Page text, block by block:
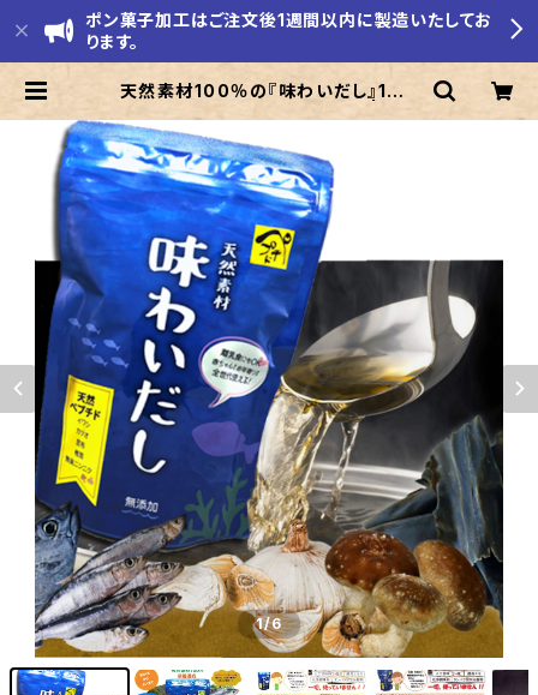
ポン菓子加工はご注文後1週間以内に製造いたしてお
ります。
天然素材100％の『味わいだし』1袋5
1/6